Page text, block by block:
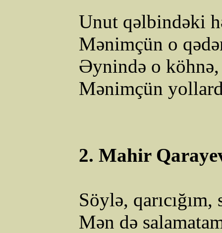
Unut qəlbindəki
Mənimçün o
Əynində o köhnə,
Mənimçün
2. Mahir
Söylə, qarıcığım,
Mən də